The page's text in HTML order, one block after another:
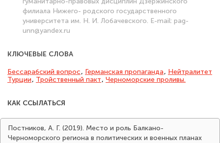
филиала Нижего- родского государственного
университета им. Н. И. Лобачевского. E-mail: pag-
unn@yandex.ru
КЛЮЧЕВЫЕ СЛОВА
Бессарабский вопрос, Германская пропаганда, Нейтралитет
Турции, Тройственный пакт, Черноморские проливы.
КАК ССЫЛАТЬСЯ
Постников, А. Г. (2019). Место и роль Балкано-
Черноморского региона в политических и военных планах